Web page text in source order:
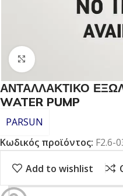
Click to enlarge
ΑΝΤΑΛΛΑΚΤΙΚΟ
WATER PUMP
PARSUN
Κωδικός προϊόντος: F2.6-
Add to wishlist